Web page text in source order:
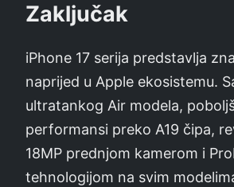
Zaključak
iPhone 17 serija predstavlja
naprijed u Apple ekosistemu.
ultratankog Air modela,
performansi preko A19 čipa,
18MP prednjom kamerom i
tehnologijom na svim